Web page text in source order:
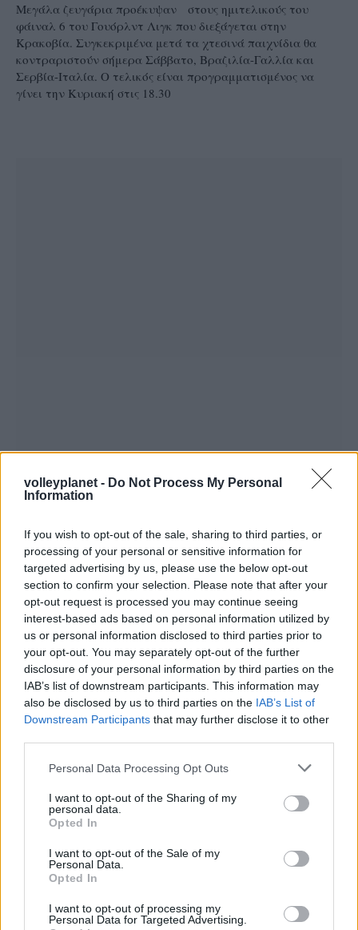
volleyplanet - Do Not Process My Personal
Information
If you wish to opt-out of the sale, sharing to third parties, or
processing of your personal or sensitive information for
targeted advertising by us, please use the below opt-out
section to confirm your selection. Please note that after your
opt-out request is processed you may continue seeing
interest-based ads based on personal information utilized by
us or personal information disclosed to third parties prior to
your opt-out. You may separately opt-out of the further
disclosure of your personal information by third parties on the
IAB’s list of downstream participants. This information may
also be disclosed by us to third parties on the IAB’s List of
Downstream Participants that may further disclose it to other
Please note that this website/app uses one or more Google
not limited to your visit or usage behaviour. You may click to
grant or deny consent to Google and its third-party tags to
use your data for below specified purposes in below Google
consent section.
Personal Data Processing Opt Outs
I want to opt-out of the Sharing of my
personal data.
Opted In
I want to opt-out of the Sale of my
Personal Data.
Opted In
I want to opt-out of processing my
Personal Data for Targeted Advertising.
Mεγάλα ζευγάρια προέκυψαν στους ημιτελικούς του
φάιναλ 6 του Γουόρλντ Λιγκ που διεξάγεται στην
Κρακοβία. Συγκεκριμένα μετά τα χτεσινά παιχνίδια θα
κοντραριστούν σήμερα Σάββατο, Βραζιλία-Γαλλία και
Σερβία-Ιταλία. Ο τελικός είναι προγραμματισμένος να
γίνει την Κυριακή στις 18.30